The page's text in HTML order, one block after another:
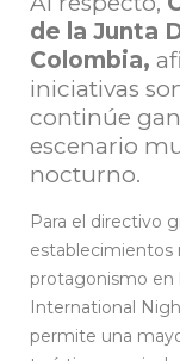
de la Junta
Colombia,
iniciativas
continúe
escenario
nocturno.
Para el directivo
establecimientos
protagonismo en
International
permite una